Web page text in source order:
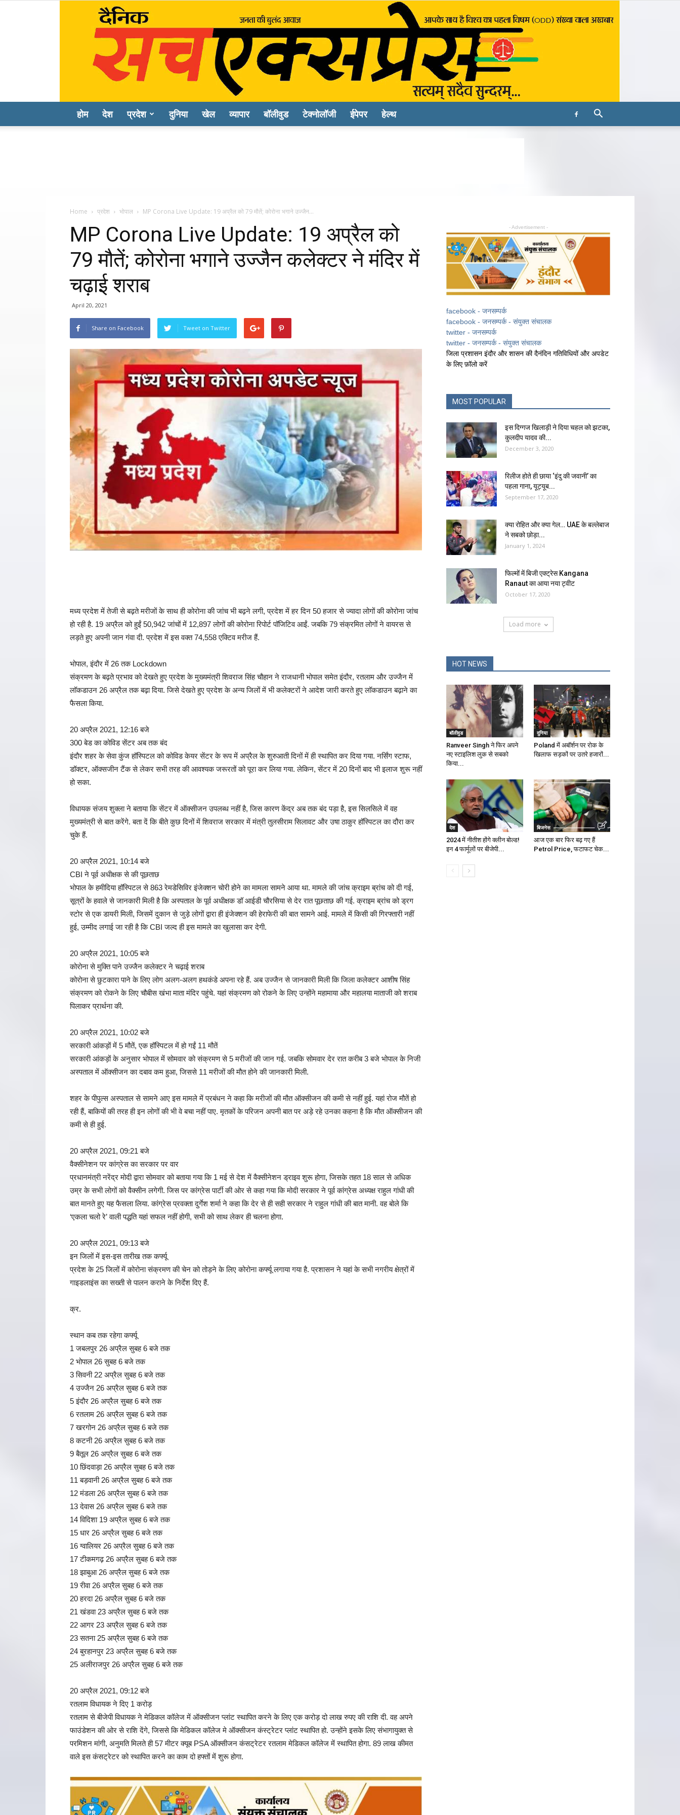
होम देश प्रदेश दुनिया खेल व्यापार बॉलीवुड टेक्नोलॉजी ईपेपर हेल्थ
Home प्रदेश भोपाल MP Corona Live Update: 19 अप्रैल को 79 मौतें; कोरोना भगाने उज्जैन...
MP Corona Live Update: 19 अप्रैल को
79 मौतें; कोरोना भगाने उज्जैन कलेक्टर ने मंदिर में
चढ़ाई शराब
April 20, 2021
Share on Facebook Tweet on Twitter
मध्य प्रदेश में तेजी से बढ़ते मरीजों के साथ ही कोरोना की जांच भी बढ़ने लगी, प्रदेश में हर दिन 50 हजार से ज्यादा लोगों की कोरोना जांच
हो रही है. 19 अप्रैल को हुईं 50,942 जांचों में 12,897 लोगों की कोरोना रिपोर्ट पॉजिटिव आईं. जबकि 79 संक्रमित लोगों ने वायरस से
लड़ते हुए अपनी जान गंवा दी. प्रदेश में इस वक्त 74,558 एक्टिव मरीज हैं.
भोपाल, इंदौर में 26 तक Lockdown
संक्रमण के बढ़ते प्रभाव को देखते हुए प्रदेश के मुख्यमंत्री शिवराज सिंह चौहान ने राजधानी भोपाल समेत इंदौर, रतलाम और उज्जैन में
लॉकडाउन 26 अप्रैल तक बढ़ा दिया. जिसे देखते हुए प्रदेश के अन्य जिलों में भी कलेक्टरों ने आदेश जारी करते हुए लॉकडाउन बढ़ाने का
फैसला किया.
20 अप्रैल 2021, 12:16 बजे
300 बेड का कोविड सेंटर अब तक बंद
इंदौर शहर के सेवा कुंज हॉस्पिटल को कोविड केयर सेंटर के रूप में अप्रैल के शुरुआती दिनों में ही स्थापित कर दिया गया. नर्सिंग स्टाफ,
डॉक्टर, ऑक्सजीन टैंक से लेकर सभी तरह की आवश्यक जरूरतों को पूरा कर लिया गया. लेकिन, सेंटर में 20 दिनों बाद भी इलाज शुरू नहीं
हो सका.
विधायक संजय शुक्ला ने बताया कि सेंटर में ऑक्सीजन उपलब्ध नहीं है, जिस कारण केंद्र अब तक बंद पड़ा है, इस सिलसिले में वह
मुख्यमंत्री से बात करेंगे. बता दें कि बीते कुछ दिनों में शिवराज सरकार में मंत्री तुलसीराम सिलावट और उषा ठाकुर हॉस्पिटल का दौरा कर
चुके हैं.
20 अप्रैल 2021, 10:14 बजे
CBI ने पूर्व अधीक्षक से की पूछताछ
भोपाल के हमीदिया हॉस्पिटल से 863 रेमडेसिविर इंजेक्शन चोरी होने का मामला सामने आया था. मामले की जांच क्राइम ब्रांच को दी गई,
सूत्रों के हवाले से जानकारी मिली है कि अस्पताल के पूर्व अधीक्षक डॉ आईडी चौरसिया से देर रात पूछताछ की गई. क्राइम ब्रांच को ड्रग
स्टोर से एक डायरी मिली, जिसमें दुकान से जुड़े लोगों द्वारा ही इंजेक्शन की हेराफेरी की बात सामने आई. मामले में किसी की गिरफ्तारी नहीं
हुई, उम्मीद लगाई जा रही है कि CBI जल्द ही इस मामले का खुलासा कर देगी.
20 अप्रैल 2021, 10:05 बजे
कोरोना से मुक्ति पाने उज्जैन कलेक्टर ने चढ़ाई शराब
कोरोना से छुटकारा पाने के लिए लोग अलग-अलग हथकंडे अपना रहे हैं. अब उज्जैन से जानकारी मिली कि जिला कलेक्टर आशीष सिंह
संक्रमण को रोकने के लिए चौबीस खंभा माता मंदिर पहुंचे. यहां संक्रमण को रोकने के लिए उन्होंने महामाया और महालया माताजी को शराब
पिलाकर प्रार्थना की.
20 अप्रैल 2021, 10:02 बजे
सरकारी आंकड़ों में 5 मौतें, एक हॉस्पिटल में हो गईं 11 मौतें
सरकारी आंकड़ों के अनुसार भोपाल में सोमवार को संक्रमण से 5 मरीजों की जान गई. जबकि सोमवार देर रात करीब 3 बजे भोपाल के निजी
अस्पताल में ऑक्सीजन का दबाव कम हुआ, जिससे 11 मरीजों की मौत होने की जानकारी मिली.
शहर के पीपुल्स अस्पताल से सामने आए इस मामले में प्रबंधन ने कहा कि मरीजों की मौत ऑक्सीजन की कमी से नहीं हुई. यहां रोज मौतें हो
रही हैं, बाकियों की तरह ही इन लोगों की भी वे बचा नहीं पाए. मृतकों के परिजन अपनी बात पर अड़े रहे उनका कहना है कि मौत ऑक्सीजन की
कमी से ही हुई.
20 अप्रैल 2021, 09:21 बजे
वैक्सीनेशन पर कांग्रेस का सरकार पर वार
प्रधानमंत्री नरेंद्र मोदी द्वारा सोमवार को बताया गया कि 1 मई से देश में वैक्सीनेशन ड्राइव शुरू होगा, जिसके तहत 18 साल से अधिक
उम्र के सभी लोगों को वैक्सीन लगेगी. जिस पर कांग्रेस पार्टी की ओर से कहा गया कि मोदी सरकार ने पूर्व कांग्रेस अध्यक्ष राहुल गांधी की
बात मानते हुए यह फैसला लिया. कांग्रेस प्रवक्ता दुर्गेश शर्मा ने कहा कि देर से ही सही सरकार ने राहुल गांधी की बात मानी. वह बोले कि
‘एकला चलो रे’ वाली पद्धति यहां सफल नहीं होगी, सभी को साथ लेकर ही चलना होगा.
20 अप्रैल 2021, 09:13 बजे
इन जिलों में इस-इस तारीख तक कर्फ्यू
प्रदेश के 25 जिलों में कोरोना संक्रमण की चेन को तोड़ने के लिए कोरोना कर्फ्यू लगाया गया है. प्रशासन ने यहां के सभी नगरीय क्षेत्रों में
गाइडलाइंस का सख्ती से पालन कराने के निर्देश दिए हैं.
क्र.
स्थान कब तक रहेगा कर्फ्यू
1 जबलपुर 26 अप्रैल सुबह 6 बजे तक
2 भोपाल 26 सुबह 6 बजे तक
3 सिवनी 22 अप्रैल सुबह 6 बजे तक
4 उज्जैन 26 अप्रैल सुबह 6 बजे तक
5 इंदौर 26 अप्रैल सुबह 6 बजे तक
6 रतलाम 26 अप्रैल सुबह 6 बजे तक
7 खरगोन 26 अप्रैल सुबह 6 बजे तक
8 कटनी 26 अप्रैल सुबह 6 बजे तक
9 बैतूल 26 अप्रैल सुबह 6 बजे तक
10 छिंदवाड़ा 26 अप्रैल सुबह 6 बजे तक
11 बड़वानी 26 अप्रैल सुबह 6 बजे तक
12 मंडला 26 अप्रैल सुबह 6 बजे तक
13 देवास 26 अप्रैल सुबह 6 बजे तक
14 विदिशा 19 अप्रैल सुबह 6 बजे तक
15 धार 26 अप्रैल सुबह 6 बजे तक
16 ग्वालियर 26 अप्रैल सुबह 6 बजे तक
17 टीकमगढ़ 26 अप्रैल सुबह 6 बजे तक
18 झाबुआ 26 अप्रैल सुबह 6 बजे तक
19 रीवा 26 अप्रैल सुबह 6 बजे तक
20 हरदा 26 अप्रैल सुबह 6 बजे तक
21 खंडवा 23 अप्रैल सुबह 6 बजे तक
22 आगर 23 अप्रैल सुबह 6 बजे तक
23 सतना 25 अप्रैल सुबह 6 बजे तक
24 बुरहानपुर 23 अप्रैल सुबह 6 बजे तक
25 अलीराजपुर 26 अप्रैल सुबह 6 बजे तक
20 अप्रैल 2021, 09:12 बजे
रतलाम विधायक ने दिए 1 करोड़
रतलाम से बीजेपी विधायक ने मेडिकल कॉलेज में ऑक्सीजन प्लांट स्थापित करने के लिए एक करोड़ दो लाख रुपए की राशि दी. वह अपने
फाउंडेशन की ओर से राशि देंगे, जिससे कि मेडिकल कॉलेज मे ऑक्सीजन कंस्ट्रेटर प्लांट स्थापित हो. उन्होंने इसके लिए संभागायुक्त से
परमिशन मांगी, अनुमति मिलते ही 57 मीटर क्यूब PSA ऑक्सीजन कंसट्रेटर रतलाम मेडिकल कॉलेज में स्थापित होगा. 89 लाख कीमत
वाले इस कंसट्रेटर को स्थापित करने का काम दो हफ्तों में शुरू होगा.
- Advertisement -
facebook - जनसम्पर्क
facebook - जनसम्पर्क - संयुक्त संचालक
twitter - जनसम्पर्क
twitter - जनसम्पर्क - संयुक्त संचालक
जिला प्रशासन इंदौर और शासन की दैनंदिन गतिविधियों और अपडेट
के लिए फ़ॉलो करें
MOST POPULAR
इस दिग्गज खिलाड़ी ने दिया चहल को झटका,
कुलदीप यादव की...
December 3, 2020
रिलीज होते ही छाया ‘इंदु की जवानी’ का
पहला गाना, यूट्यूब...
September 17, 2020
क्या रोहित और क्या गेल… UAE के बल्लेबाज
ने सबको छोड़ा...
January 1, 2024
फिल्मों में बिजी एक्ट्रेस Kangana
Ranaut का आया नया ट्वीट
October 17, 2020
Load more
HOT NEWS
बॉलीवुड
Ranveer Singh ने फिर अपने
नए स्टाइलिश लुक से सबको
किया...
दुनिया
Poland में अबॉर्शन पर रोक के
खिलाफ सड़कों पर उतरे हजारों...
देश
2024 में नीतीश होंगे क्लीन बोल्ड!
इन 4 फार्मूलों पर बीजेपी...
बिजनेस
आज एक बार फिर बढ़ गए हैं
Petrol Price, फटाफट चेक...